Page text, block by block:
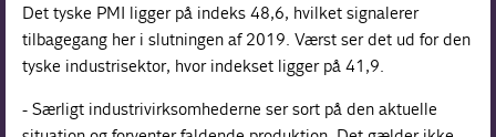
Det tyske PMI ligger på indeks 48,6, hvilket signalerer
tilbagegang her i slutningen af 2019. Værst ser det ud for den
tyske industrisektor, hvor indekset ligger på 41,9.
- Særligt industrivirksomhederne ser sort på den aktuelle